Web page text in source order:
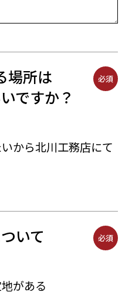
場所は
ですか？
必須
から北川工務店にて
いて 必須
がある